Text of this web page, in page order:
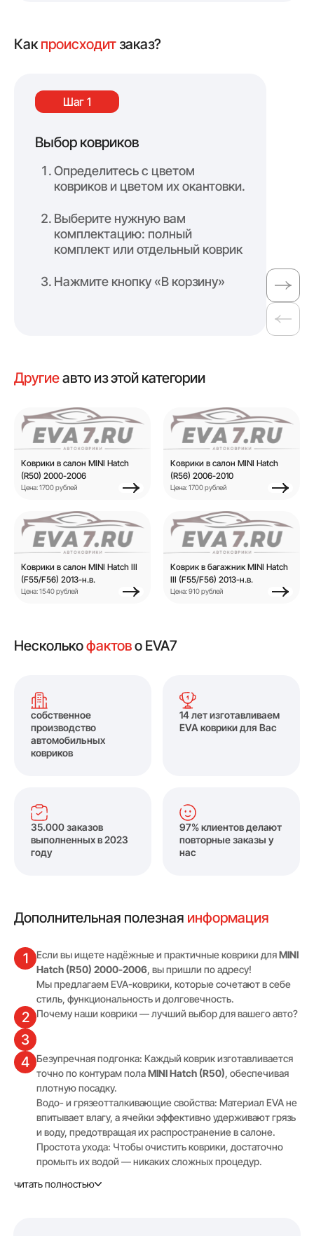
Какпроисходитзаказ?
Шаг 1
Выбор ковриков
Определитесь с цветом
ковриков и цветом их окантовки.
Выберите нужную вам
комплектацию: полный
комплект или отдельный коврик
Нажмите кнопку «В корзину»
Другиеавто из этой категории
Коврики в салон MINI Hatch
(R50) 2000-2006
Цена: 1700 рублей
Коврики в салон MINI Hatch
(R56) 2006-2010
Цена: 1700 рублей
Коврики в салон MINI Hatch III
(F55/F56) 2013-н.в.
Цена: 1540 рублей
Коврик в багажник MINI Hatch
III (F55/F56) 2013-н.в.
Цена: 910 рублей
Несколькофактово EVA7
собственное
производство
автомобильных
ковриков
14 лет изготавливаем
EVA коврики для Вас
35.000 заказов
выполненных в 2023
году
97% клиентов делают
повторные заказы у
нас
Дополнительная полезная информация
2 Почему наши коврики — лучший выбор для вашего авто?
3
4 Безупречная подгонка: Каждый коврик изготавливается
точно по контурам полаMINI Hatch (R50), обеспечивая
плотную посадку.
Водо- и грязеотталкивающие свойства: Материал EVA не
впитывает влагу, а ячейки эффективно удерживают грязь
и воду, предотвращая их распространение в салоне.
Простота ухода: Чтобы очистить коврики, достаточно
промыть их водой — никаких сложных процедур.
свою форму и эластичность при любых погодных
1 Если вы ищете надёжные и практичные коврики дляMINI
Hatch (R50) 2000-2006, вы пришли по адресу!
Мы предлагаем EVA-коврики, которые сочетают в себе
стиль, функциональность и долговечность.
читать полностью